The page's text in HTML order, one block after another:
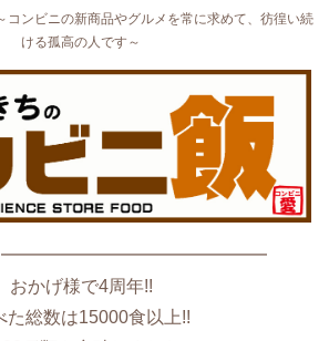
ンビニの新商品やグルメを常に求めて、彷徨い続
ける孤高の人です～
おかげ様で4周年!!
た総数は15000食以上!!